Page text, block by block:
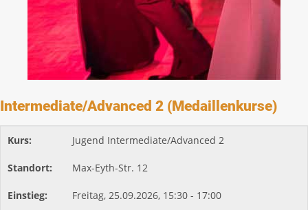
Intermediate/Advanced 2 (Medaillenkurse)